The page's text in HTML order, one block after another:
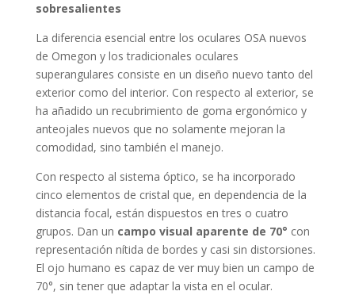
sobresalientes
La diferencia esencial entre los oculares OSA nuevos
de Omegon y los tradicionales oculares
superangulares consiste en un diseño nuevo tanto del
exterior como del interior. Con respecto al exterior, se
ha añadido un recubrimiento de goma ergonómico y
anteojales nuevos que no solamente mejoran la
comodidad, sino también el manejo.
Con respecto al sistema óptico, se ha incorporado
cinco elementos de cristal que, en dependencia de la
distancia focal, están dispuestos en tres o cuatro
grupos. Dan un campo visual aparente de 70° con
representación nítida de bordes y casi sin distorsiones.
El ojo humano es capaz de ver muy bien un campo de
70°, sin tener que adaptar la vista en el ocular.